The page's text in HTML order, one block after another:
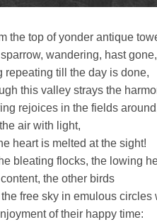
the top of yonder antique
wandering, hast gone,
repeating till the day is done,
this valley strays the
rejoices in the fields
air with light,
heart is melted at the sight!
bleating flocks, the lowing
content, the other birds
free sky in emulous circles
of their happy time: